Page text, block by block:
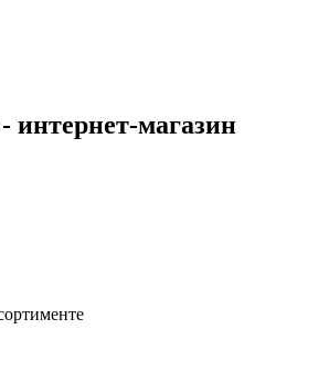
интернет-магазин